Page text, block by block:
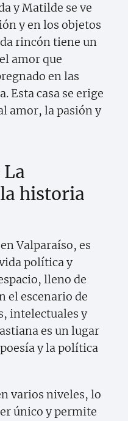
y Matilde se ve
y en los objetos
rincón tiene un
amor que
en las
Esta casa se erige
amor, la pasión y
historia
Valparaíso, es
política y
lleno de
el escenario de
intelectuales y
es un lugar
y la política
varios niveles, lo
único y permite